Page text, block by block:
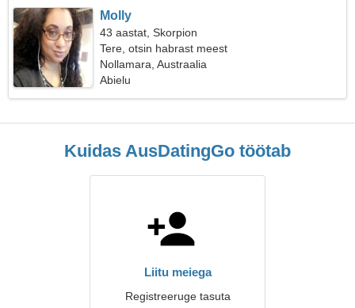
Molly
43 aastat, Skorpion
Tere, otsin habrast meest
Nollamara, Austraalia
Abielu
Kuidas AusDatingGo töötab
Liitu meiega
Registreeruge tasuta